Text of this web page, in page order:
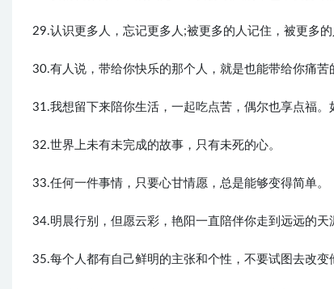
29.认识更多人，忘记更多人;被更多的人记住，被更多
30.有人说，带给你快乐的那个人，就是也能带给你痛苦
31.我想留下来陪你生活，一起吃点苦，偶尔也享点福
32.世界上未有未完成的故事，只有未死的心。
33.任何一件事情，只要心甘情愿，总是能够变得简单。
34.明晨行别，但愿云彩，艳阳一直陪伴你走到远远的天
35.每个人都有自己鲜明的主张和个性，不要试图去改变